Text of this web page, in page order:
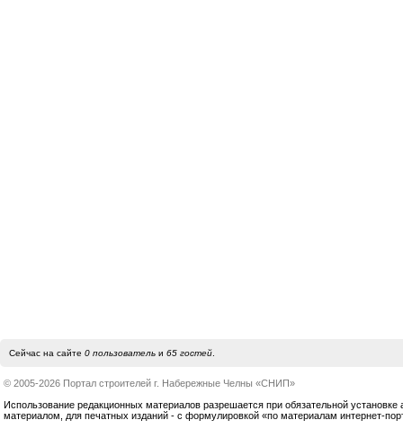
Сейчас на сайте 0 пользовательи 65 гостей.
© 2005-2026 Портал строителей г. Набережные Челны «СНИП»
Использование редакционных материалов разрешается при обязательной установке
материалом, для печатных изданий - с формулировкой «по материалам интернет-